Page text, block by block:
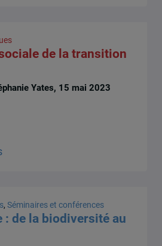
de la transition
Yates, 15 mai 2023
,Séminaires et conférences
: de la biodiversité au